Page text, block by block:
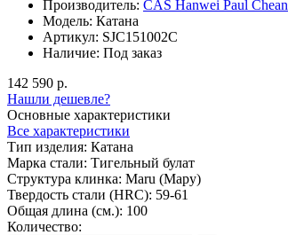
Производитель: CAS Hanwei Paul Chean
Модель: Катана
Артикул: SJC151002C
Наличие: Под заказ
142 590 р.
Нашли дешевле?
Основные характеристики
Все характеристики
Тип изделия: Катана
Марка стали: Тигельный булат
Структура клинка: Maru (Мару)
Твердость стали (HRC): 59-61
Общая длина (см.): 100
Количество: